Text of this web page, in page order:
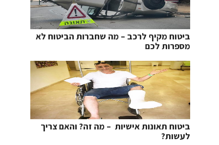
ביטוח מקיף לרכב – מה שחברות הביטוח לא
מספרות לכם
ביטוח תאונות אישיות – מה זה? והאם צריך
לעשות?